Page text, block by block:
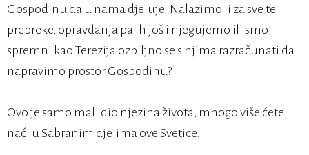
Gospodinu da u nama djeluje. Nalazimo li za sve te
prepreke, opravdanja pa ih još i njegujemo ili smo
spremni kao Terezija ozbiljno se s njima razračunati da
napravimo prostor Gospodinu?
Ovo je samo mali dio njezina života, mnogo više ćete
naći u Sabranim djelima ove Svetice.